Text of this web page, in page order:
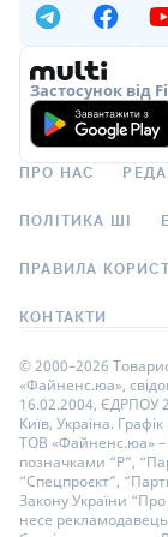
Застосунок від
ПРО НАС
ПОЛІТИКА ШІ
ПРАВИЛА
КОНТАКТИ
© 2000–2026
«Файненс.юа»,
16.02.2004, ЄДРПОУ
Київ, Україна.
ТОВ «Файненс.юа» –
позначками “Р”,
“Спецпроєкт”,
Закону України
несе